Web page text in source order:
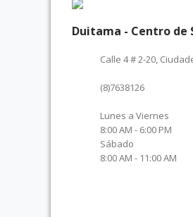
Duitama - Centro de
Calle 4 # 2-20,
(8)7638126
Lunes a Viernes
8:00 AM - 6:00 PM
Sábado
8:00 AM - 11:00 AM